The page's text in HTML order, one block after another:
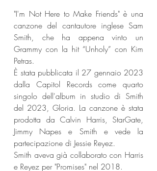
"I'm Not Here to Make Friends" è una
canzone del cantautore inglese Sam
Smith, che ha appena vinto un
Grammy con la hit “Unholy” con Kim
Petras.
È stata pubblicata il 27 gennaio 2023
dalla Capitol Records come quarto
singolo dell'album in studio di Smith
del 2023, Gloria. La canzone è stata
prodotta da Calvin Harris, StarGate,
Jimmy Napes e Smith e vede la
partecipazione di Jessie Reyez.
Smith aveva già collaborato con Harris
e Reyez per "Promises" nel 2018.